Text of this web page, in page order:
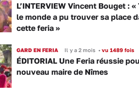
L’INTERVIEW Vincent Bouget : «
le monde a pu trouver sa place
cette feria »
GARD EN FERIA Il y a 2 mois •vu 1489 fois
ÉDITORIAL Une Feria réussie
nouveau maire de Nîmes